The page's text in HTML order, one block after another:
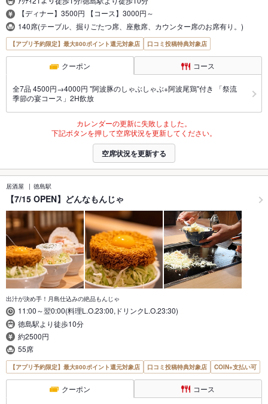
【ディナー】3500円 【コース】3000円～
140席(テーブル、掘りごたつ席、座敷席、カウンター席のお席有り。)
【アプリ予約限定】最大800ポイント還元対象店 口コミ投稿特典対象店
クーポン コース
全7品 4500円→4000円 "阿波豚のしゃぶしゃぶ+阿波尾鶏"付き 「祭流
季節の宴コース」2H飲放
カレンダーの更新に失敗しました。
下記ボタンを押して空席状況を更新してください。
空席状況を更新する
居酒屋 徳島駅
【7/15 OPEN】どんなもんじゃ
出汁が決め手！月島仕込みの絶品もんじゃ
11:00～翌0:00(料理L.O.23:00,ドリンクL.O.23:30)
徳島駅より徒歩10分
約2500円
55席
【アプリ予約限定】最大800ポイント還元対象店 口コミ投稿特典対象店 COIN+支払い可
クーポン コース